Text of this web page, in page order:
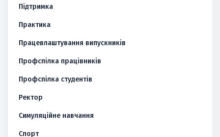
Підтримка
Практика
Працевлаштування випускників
Профспілка працівників
Профспілка студентів
Ректор
Симуляційне навчання
Спорт